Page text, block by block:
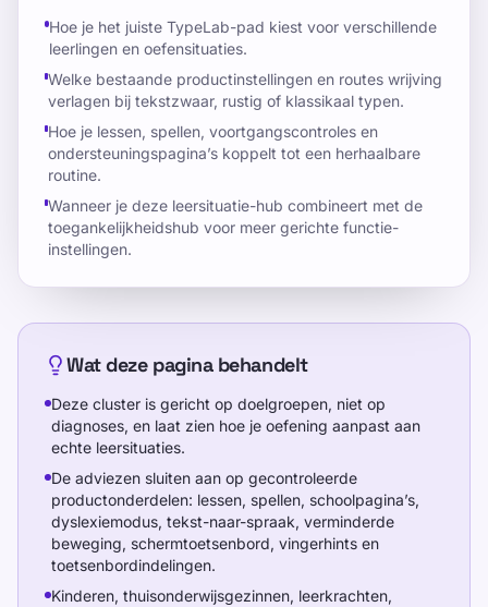
Hoe je het juiste TypeLab-pad kiest voor verschillende
leerlingen en oefensituaties.
Welke bestaande productinstellingen en routes wrijving
verlagen bij tekstzwaar, rustig of klassikaal typen.
Hoe je lessen, spellen, voortgangscontroles en
ondersteuningspagina’s koppelt tot een herhaalbare
routine.
Wanneer je deze leersituatie-hub combineert met de
toegankelijkheidshub voor meer gerichte functie-
instellingen.
Wat deze pagina behandelt
Deze cluster is gericht op doelgroepen, niet op
diagnoses, en laat zien hoe je oefening aanpast aan
echte leersituaties.
De adviezen sluiten aan op gecontroleerde
productonderdelen: lessen, spellen, schoolpagina’s,
dyslexiemodus, tekst-naar-spraak, verminderde
beweging, schermtoetsenbord, vingerhints en
toetsenbordindelingen.
Kinderen, thuisonderwijsgezinnen, leerkrachten,